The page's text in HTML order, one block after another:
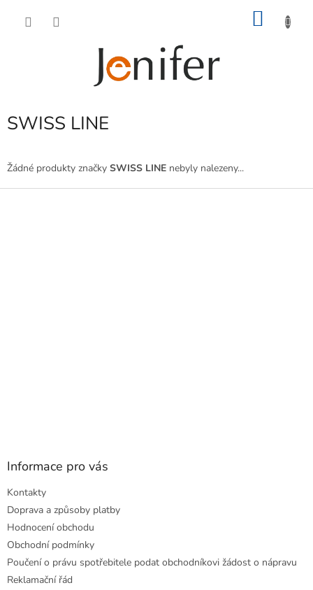
SWISS LINE
Žádné produkty značky SWISS LINE nebyly nalezeny...
Z
Informace pro vás
Kontakty
Doprava a způsoby platby
Hodnocení obchodu
Obchodní podmínky
Poučení o právu spotřebitele podat obchodníkovi žádost o nápravu
Reklamační řád